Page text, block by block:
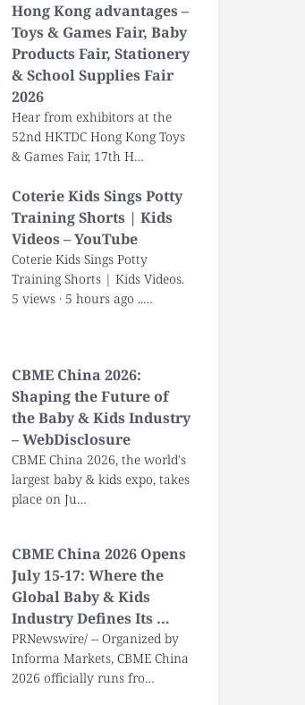
Hong Kong advantages –
Toys & Games Fair, Baby
Products Fair, Stationery
& School Supplies Fair
2026
Hear from exhibitors at the
52nd HKTDC Hong Kong Toys
& Games Fair, 17th H…
Coterie Kids Sings Potty
Training Shorts | Kids
Videos – YouTube
Coterie Kids Sings Potty
Training Shorts | Kids Videos.
5 views · 5 hours ago ..…
CBME China 2026:
Shaping the Future of
the Baby & Kids Industry
– WebDisclosure
CBME China 2026, the world's
largest baby & kids expo, takes
place on Ju…
CBME China 2026 Opens
July 15-17: Where the
Global Baby & Kids
Industry Defines Its …
PRNewswire/ -- Organized by
Informa Markets, CBME China
2026 officially runs fro…